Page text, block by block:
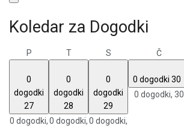
Koledar za Dogodki
P T S Č
0
dogodki
27
0 dogodki,
0
dogodki
28
0 dogodki,
0
dogodki
29
0 dogodki,
0 dogodki 30
0 dogodki, 30